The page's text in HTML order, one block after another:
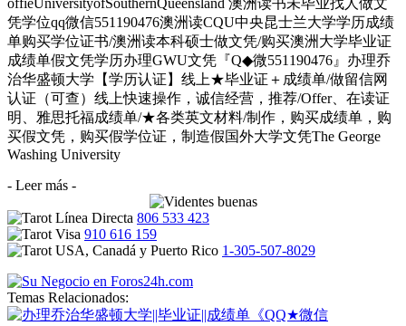
offieUniversityofSouthernQueensland 澳洲读书未毕业找人做文
凭学位qq微信551190476澳洲读CQU中央昆士兰大学学历成绩
单购买学位证书/澳洲读本科硕士做文凭/购买澳洲大学毕业证
成绩单假文凭学历办理GWU文凭『Q◆微551190476』办理乔
治华盛顿大学【学历认证】线上★毕业证＋成绩单/做留信网
认证（可查）线上快速操作，诚信经营，推荐/Offer、在读证
明、雅思托福成绩单/★各类英文材料/制作，购买成绩单，购
买假文凭，购买假学位证，制造假国外大学文凭The George
Washing University
- Leer más -
806 533 423
910 616 159
1-305-507-8029
Temas Relacionados: